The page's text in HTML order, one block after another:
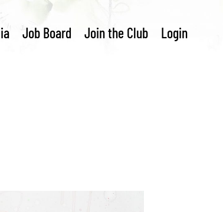
Job Board Join the Club Login